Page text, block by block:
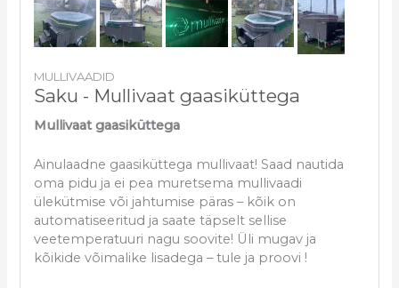
MULLIVAADID
Saku - Mullivaat gaasiküttega
Mullivaat gaasiküttega
Ainulaadne gaasiküttega mullivaat! Saad nautida
oma pidu ja ei pea muretsema mullivaadi
ülekütmise või jahtumise päras – kõik on
automatiseeritud ja saate täpselt sellise
veetemperatuuri nagu soovite! Üli mugav ja
kõikide võimalike lisadega – tule ja proovi !